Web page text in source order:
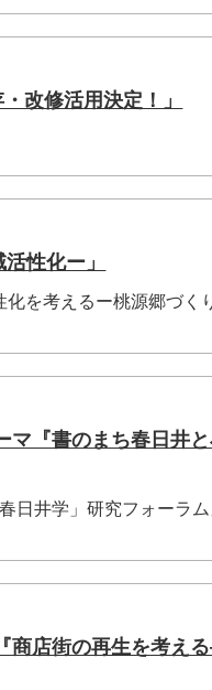
改修活用決定！」
性化ー」
を考えるー桃源郷づく
マ『書のまち春日井
日井学」研究フォーラム
商店街の再生を考え